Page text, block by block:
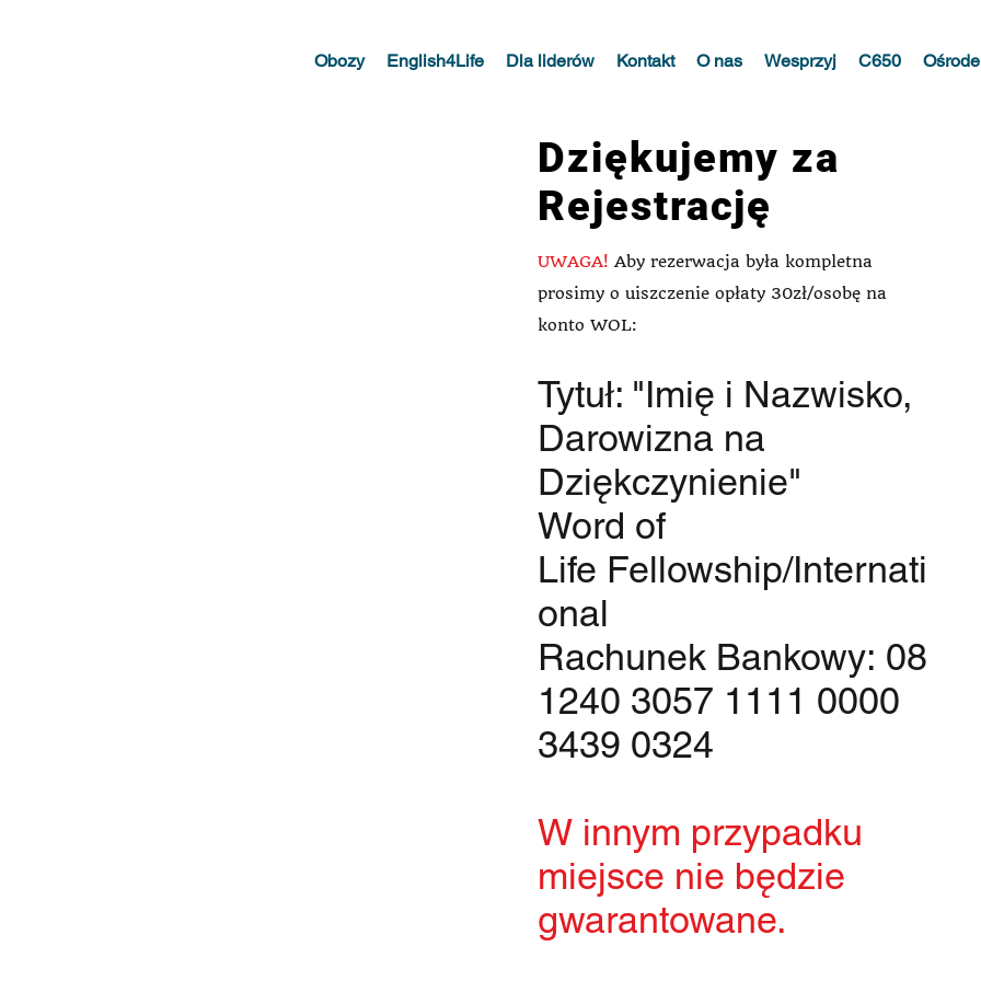
Obozy English4Life Dla liderów Kontakt O nas Wesprzyj C650
Dziękujemy za
Rejestrację
UWAGA! Aby rezerwacja była kompletna
prosimy o uiszczenie opłaty 30zł/osobę na
konto WOL:
Tytuł: "Imię i Nazwisko,
Darowizna na
Dziękczynienie"
​Word of
Life Fellowship/Internati
onal
Rachunek Bankowy: 08
1240 3057 1111 0000
3439 0324
W innym przypadku
miejsce nie będzie
gwarantowane.